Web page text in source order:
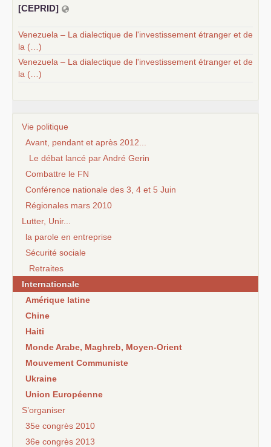
[CEPRID]
Venezuela – La dialectique de l'investissement étranger et de
la (…)
Venezuela – La dialectique de l'investissement étranger et de
la (…)
Vie politique
Avant, pendant et après 2012...
Le débat lancé par André Gerin
Combattre le FN
Conférence nationale des 3, 4 et 5 Juin
Régionales mars 2010
Lutter, Unir...
la parole en entreprise
Sécurité sociale
Retraites
Internationale
Amérique latine
Chine
Haiti
Monde Arabe, Maghreb, Moyen-Orient
Mouvement Communiste
Ukraine
Union Européenne
S’organiser
35e congrès 2010
36e congrès 2013